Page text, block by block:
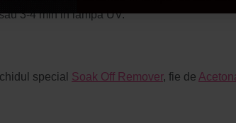
3-4 min in lampa UV.
special Soak Off Remover, fie de